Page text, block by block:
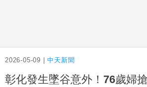
2026-05-09 |中天新聞
彰化發生墜谷意外！76歲婦